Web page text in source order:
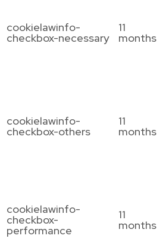
cookielawinfo-
checkbox-necessary
11
months
cookielawinfo-
checkbox-others
11
months
cookielawinfo-
checkbox-
performance
11
months